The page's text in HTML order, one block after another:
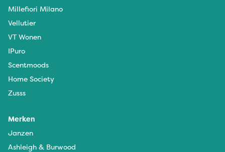
Millefiori Milano
Vellutier
VT Wonen
IPuro
Scentmoods
Home Society
Zusss
Merken
Janzen
Ashleigh & Burwood